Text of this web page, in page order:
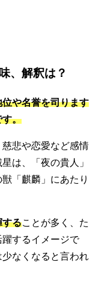
、解釈は？
や名誉を司ります
す。
慈悲や恋愛など感情
は、「夜の貴人」
「麒麟」にあたり
することが多く、た
するイメージで
なくなると言われ